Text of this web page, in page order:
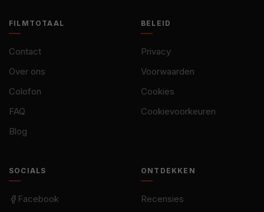
FILMTOTAAL
Contact
Over ons
Colofon
FAQ
Blog
BELEID
Privacy
Voorwaarden
Cookies
Cookievoorkeuren
SOCIALS
Facebook
ONTDEKKEN
Recensies